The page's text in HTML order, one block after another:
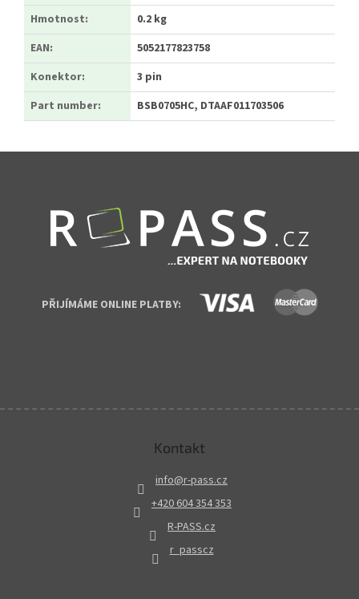
Hmotnost:
0.2 kg
EAN:
5052177823758
Konektor:
3 pin
Part number: BSB0705HC, DTAAF011703506
PŘIJÍMÁME ONLINE PLATBY:
Kontakt
info@r-pass.cz
+420 604 354 353
R-PASS.cz
r_passcz